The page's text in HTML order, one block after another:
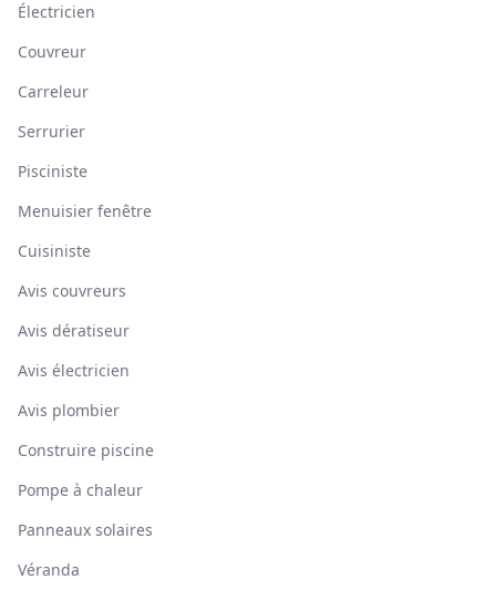
Électricien
Couvreur
Carreleur
Serrurier
Pisciniste
Menuisier fenêtre
Cuisiniste
Avis couvreurs
Avis dératiseur
Avis électricien
Avis plombier
Construire piscine
Pompe à chaleur
Panneaux solaires
Véranda